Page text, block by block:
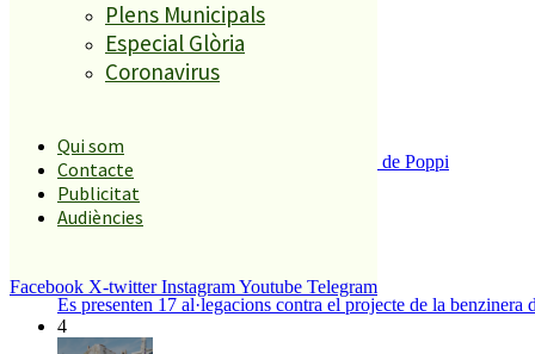
Plens Municipals
Especial Glòria
Coronavirus
Qui som
Contacte
Publicitat
Audiències
Facebook X-twitter InstagramYoutube Telegram
ESPORTS CAP DE SETMANA
Enxampat l’autor de les pintades a la plaça de Poppi
3
Es presenten 17 al·legacions contra el projecte de la benzinera
4